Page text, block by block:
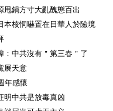
甩鍋方寸大亂醜態百出
本核恫嚇置在日華人於險境
：中共沒有＂第三春＂了
展天意
年感懷
明中共是放毒真凶